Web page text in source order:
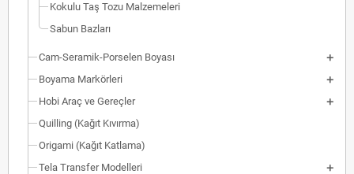
Kokulu Taş Tozu Malzemeleri
Sabun Bazları
Cam-Seramik-Porselen Boyası
Boyama Markörleri
Hobi Araç ve Gereçler
Quilling (Kağıt Kıvırma)
Origami (Kağıt Katlama)
Tela Transfer Modelleri